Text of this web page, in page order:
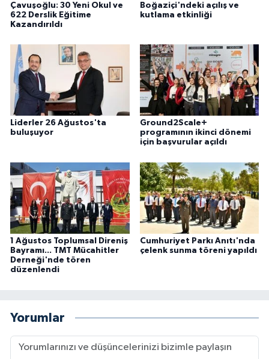
Çavuşoğlu: 30 Yeni Okul ve
622 Derslik Eğitime
Kazandırıldı
Boğaziçi'ndeki açılış ve
kutlama etkinliği
Liderler 26 Ağustos'ta
buluşuyor
Ground2Scale+
programının ikinci dönemi
için başvurular açıldı
1 Ağustos Toplumsal Direniş
Bayramı... TMT Mücahitler
Derneği'nde tören
düzenlendi
Cumhuriyet Parkı Anıtı'nda
çelenk sunma töreni yapıldı
Yorumlar